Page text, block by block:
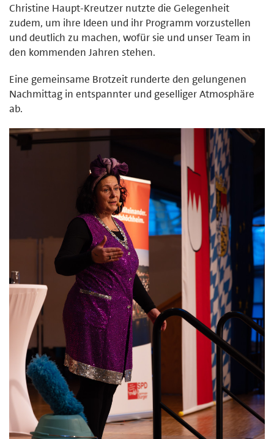
Christine Haupt-Kreutzer nutzte die Gelegenheit
zudem, um ihre Ideen und ihr Programm vorzustellen
und deutlich zu machen, wofür sie und unser Team in
den kommenden Jahren stehen.
Eine gemeinsame Brotzeit runderte den gelungenen
Nachmittag in entspannter und geselliger Atmosphäre
ab.